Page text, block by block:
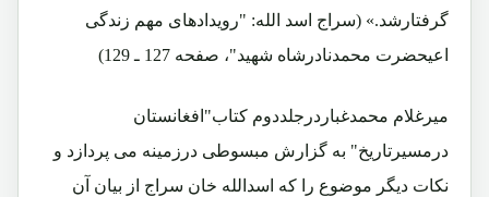
گرفتارشد.» (سراج اسد الله: "رویدادهای مهم زندگی
اعیحضرت محمدنادرشاه شهید"، صفحه 127 ـ 129)
میرغلام محمدغباردرجلددوم کتاب"افغانستان
درمسیرتاریخ" به گزارش مبسوطی درزمینه می پردازد و
نکات دیگر موضوع را که اسدالله خان سراج از بیان آن